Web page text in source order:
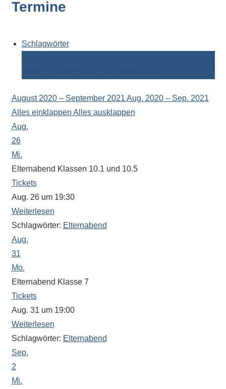
Kontaktdaten,
Zusammensetzung
oder
zur
Ausstattung
der
wir
versuchen
auf
alle
Fragen
Antworten
zu
bieten.
Daneben
gibt
es
viele
Aktivitäten
an
unserer
Termine
Schlagwörter
August 2020 – September 2021 Aug. 2020 – Sep. 2021
Alles einklappen Alles ausklappen
Aug.
26
Mi.
Elternabend Klassen 10.1 und 10.5
Tickets
Aug. 26 um 19:30
Weiterlesen
Schlagwörter: Elternabend
Aug.
31
Mo.
Elternabend Klasse 7
Tickets
Aug. 31 um 19:00
Weiterlesen
Schlagwörter: Elternabend
Sep.
2
Mi.